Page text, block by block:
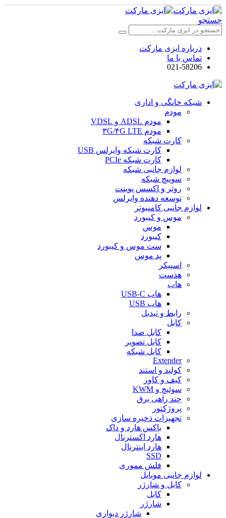
جستجو
درباره ایزی مارکت
تماس با ما
021-58206
شبکه خانگی و اداری
مودم
مودم ADSL و VDSL
مودم ۳G/۴G LTE
کارت شبکه
کارت شبکه وایرلس USB
کارت شبکه PCIe
لوازم جانبی شبکه
سوییچ شبکه
روتر و اکسس پوینت
توسعه دهنده وایرلس
لوازم جانبی کامپیوتر
موس و کیبورد
موس
کیبورد
ست موس و کیبورد
پد موس
اسپیکر
هدست
هاب
هاب USB-C
هاب USB
رابط و تبدیل
کابل
کابل صدا
کابل تصویر
کابل شبکه
Extender
کولپد و استند
کیف و کاور
سوئیچ و KWM
چند راهی برق
پروژکتور
تجهیزات ذخیره سازی
باکس هارد و داک
هارد اکسترنال
هارد اینترنال
SSD
فلش مموری
لوازم جانبی موبایل
کابل و شارژر
کابل
شارژر
شارژر دیواری